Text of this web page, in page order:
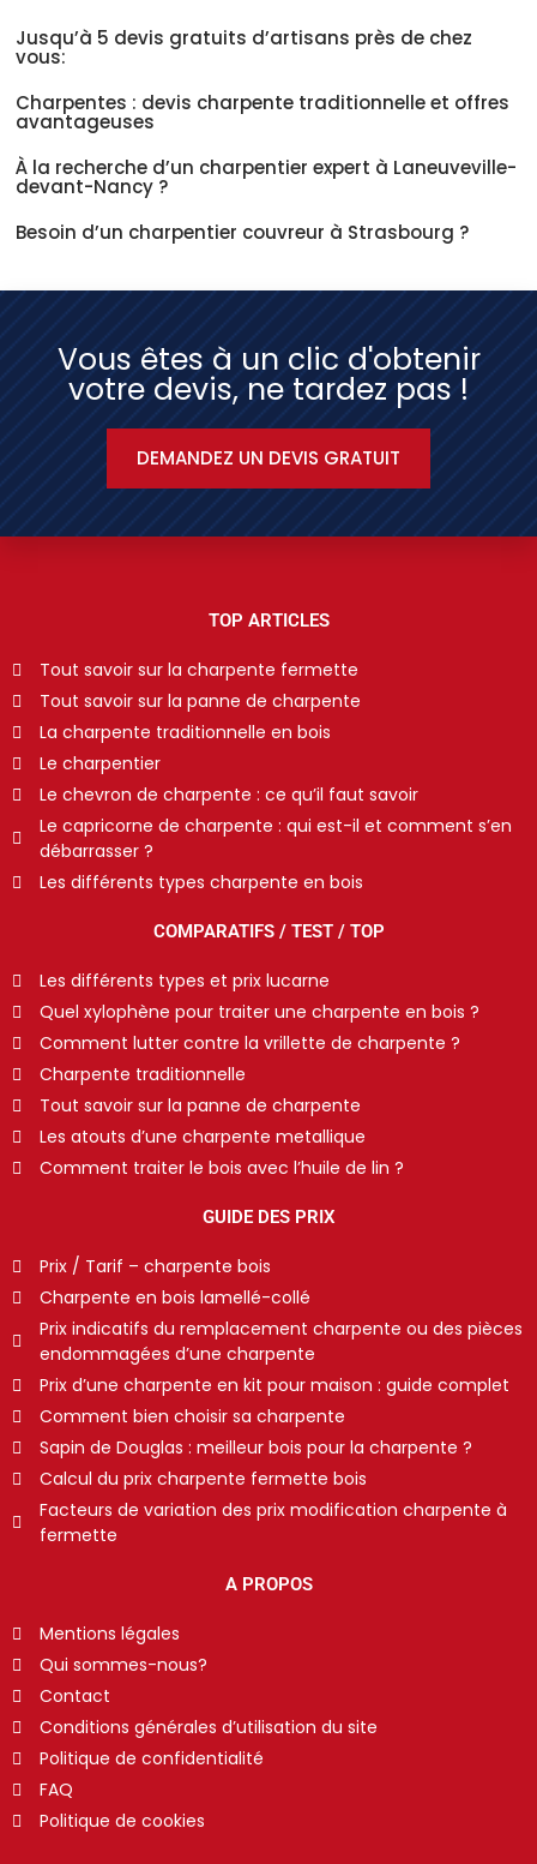
Jusqu’à 5 devis gratuits d’artisans près de chez
vous:
Charpentes : devis charpente traditionnelle et offres
avantageuses
À la recherche d’un charpentier expert à Laneuveville-
devant-Nancy ?
Besoin d’un charpentier couvreur à Strasbourg ?
Vous êtes à un clic d'obtenir
votre devis, ne tardez pas !
DEMANDEZ UN DEVIS GRATUIT
TOP ARTICLES
Tout savoir sur la charpente fermette
Tout savoir sur la panne de charpente
La charpente traditionnelle en bois
Le charpentier
Le chevron de charpente : ce qu’il faut savoir
Le capricorne de charpente : qui est-il et comment s’en
débarrasser ?
Les différents types charpente en bois
COMPARATIFS / TEST / TOP
Les différents types et prix lucarne
Quel xylophène pour traiter une charpente en bois ?
Comment lutter contre la vrillette de charpente ?
Charpente traditionnelle
Tout savoir sur la panne de charpente
Les atouts d’une charpente metallique
Comment traiter le bois avec l’huile de lin ?
GUIDE DES PRIX
Prix / Tarif – charpente bois
Charpente en bois lamellé-collé
Prix indicatifs du remplacement charpente ou des pièces
endommagées d’une charpente
Prix d’une charpente en kit pour maison : guide complet
Comment bien choisir sa charpente
Sapin de Douglas : meilleur bois pour la charpente ?
Calcul du prix charpente fermette bois
Facteurs de variation des prix modification charpente à
fermette
A PROPOS
Mentions légales
Qui sommes-nous?
Contact
Conditions générales d’utilisation du site
Politique de confidentialité
FAQ
Politique de cookies